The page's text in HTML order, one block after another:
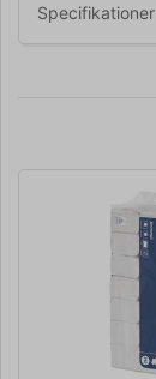
Specifikationer